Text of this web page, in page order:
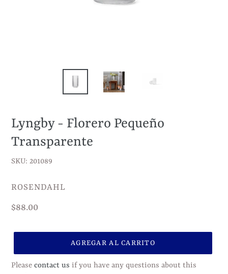
Lyngby - Florero Pequeño
Transparente
SKU: 201089
VENDEDOR
ROSENDAHL
Precio
$88.00
AGREGAR AL CARRITO
Please contact us if you have any questions about this